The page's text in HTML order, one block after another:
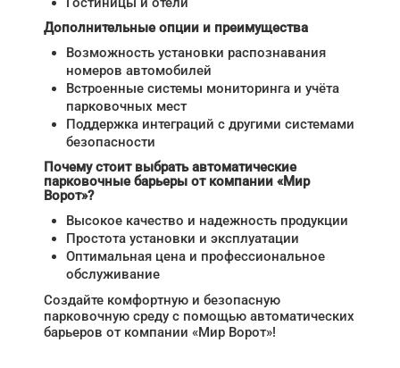
Дополнительные опции и преимущества
Возможность установки распознавания
номеров автомобилей
Встроенные системы мониторинга и учёта
парковочных мест
Поддержка интеграций с другими системами
безопасности
Почему стоит выбрать автоматические
парковочные барьеры от компании «Мир
Ворот»?
Высокое качество и надежность продукции
Простота установки и эксплуатации
Оптимальная цена и профессиональное
обслуживание
Создайте комфортную и безопасную
парковочную среду с помощью автоматических
барьеров от компании «Мир Ворот»!